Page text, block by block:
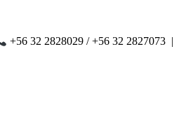
+56 32 2828029 / +56 32 2827073 |